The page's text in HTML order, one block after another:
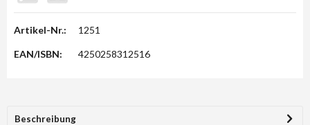
Artikel-Nr.: 1251
EAN/ISBN: 4250258312516
Beschreibung